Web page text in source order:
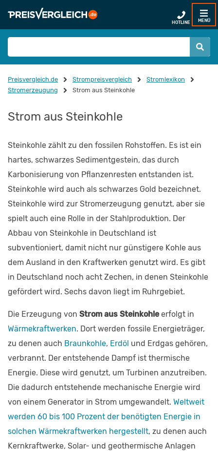
HOTLINE MENÜ
Preisvergleich.de Strompreisvergleich
Stromlexikon
Stromerzeugung
Strom aus Steinkohle
Strom aus Steinkohle
Steinkohle zählt zu den fossilen Rohstoffen. Es ist ein
hartes, schwarzes Sedimentgestein, das durch
Karbonisierung von Pflanzenresten entstanden ist.
Steinkohle wird auch als schwarzes Gold bezeichnet.
Steinkohle wird zur Stromerzeugung genutzt, aber sie
spielt auch eine Rolle in der Stahlproduktion. Der
Abbau von Steinkohle in Deutschland ist
subventioniert, damit nicht nur günstigere Kohle aus
dem Ausland in den Kraftwerken genutzt wird. Es gibt
in Deutschland noch acht Zechen, in denen Steinkohle
gefördert wird. Sechs davon liegt im Ruhrgebiet.
Die Erzeugung von Strom aus Steinkohleerfolgt in
Wärmekraftwerken. Dort werden fossile Energieträger,
zu denen auch Braunkohle, Erdöl und Erdgas gehören,
verbrannt. Der entstehende Dampf ist thermische
Energie. Diese wird genutzt, um Turbinen anzutreiben.
Die dadurch entstehende mechanische Energie wird
von einem Generator in Strom umgewandelt. Weltweit
werden 60 bis 100 Prozent der benötigten Energie in
solchen Wärmekraftwerken hergestellt, zu denen auch
Kernkraftwerke, Solar- und geothermische Anlagen